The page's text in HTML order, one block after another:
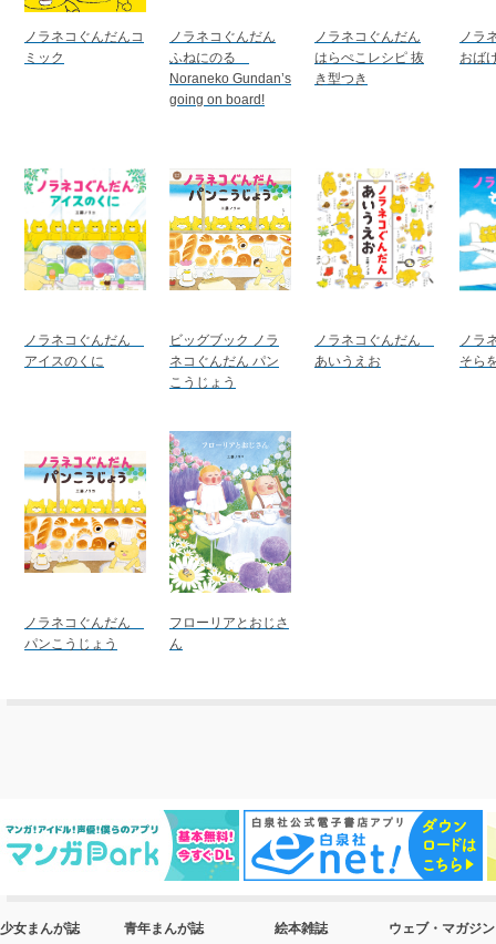
ノラネコぐんだんコ
ミック
ノラネコぐんだん
ふねにのる
Noraneko Gundan’s
going on board!
ノラネコぐんだん
はらぺこレシピ 抜
き型つき
ノラ
おば
ノラネコぐんだん
アイスのくに
ビッグブック ノラ
ネコぐんだん パン
こうじょう
ノラネコぐんだん
あいうえお
ノラ
そら
ノラネコぐんだん
パンこうじょう
フローリアとおじさ
ん
少女まんが誌
青年まんが誌
絵本雑誌
ウェブ・マガジン